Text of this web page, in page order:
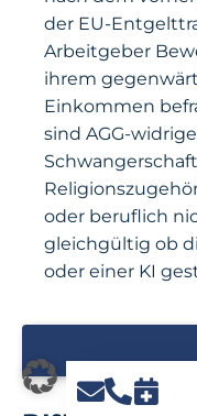
der EU-
Arbeitgeber
ihrem
Einkommen
sind AGG-
oder beruflich
gleichgültig ob
oder einer KI